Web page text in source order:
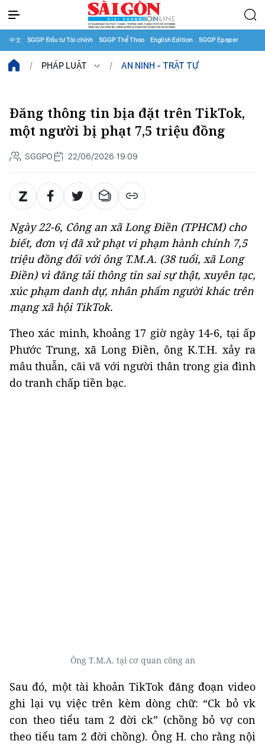
中文 SGGP Đầu tư Tài chính SGGP Thể Thao English Edition SGGP Epaper
PHÁP LUẬT AN NINH - TRẬT TỰ
Đăng thông tin bịa đặt trên TikTok,
một người bị phạt 7,5 triệu đồng
SGGPO 22/06/2026 19:09
Ngày 22-6, Công an xã Long Điền (TPHCM) cho
biết, đơn vị đã xử phạt vi phạm hành chính 7,5
triệu đồng đối với ông T.M.A. (38 tuổi, xã Long
Điền) vì đăng tải thông tin sai sự thật, xuyên tạc,
xúc phạm danh dự, nhân phẩm người khác trên
mạng xã hội TikTok.
Theo xác minh, khoảng 17 giờ ngày 14-6, tại ấp
Phước Trung, xã Long Điền, ông K.T.H. xảy ra
mâu thuẫn, cãi vã với người thân trong gia đình
do tranh chấp tiền bạc.
Ông T.M.A. tại cơ quan công an
Sau đó, một tài khoản TikTok đăng đoạn video
ghi lại vụ việc trên kèm dòng chữ: “Ck bỏ vk
con theo tiểu tam 2 đời ck” (chồng bỏ vợ con
theo tiểu tam 2 đời chồng). Ông H. cho rằng nội